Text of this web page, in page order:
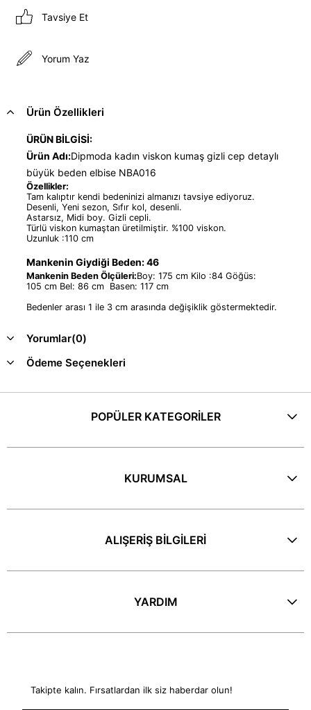
Tavsiye Et
Yorum Yaz
Ürün Özellikleri
ÜRÜN BİLGİSİ:
Ürün Adı:Dipmoda kadın viskon kumaş gizli cep detaylı
büyük beden elbise NBA016
Özellikler:
Tam kalıptır kendi bedeninizi almanızı tavsiye ediyoruz.
Desenli, Yeni sezon, Sıfır kol, desenli.
Astarsız, Midi boy. Gizli cepli.
Türlü viskon kumaştan üretilmiştir. %100 viskon.
Uzunluk :110 cm
Mankenin Giydiği Beden: 46
Mankenin Beden Ölçüleri:Boy: 175 cm Kilo :84 Göğüs:
105 cm Bel: 86 cm Basen: 117 cm
Bedenler arası 1 ile 3 cm arasında değişiklik göstermektedir.
Yorumlar(0)
Ödeme Seçenekleri
POPÜLER KATEGORİLER
KURUMSAL
ALIŞERİŞ BİLGİLERİ
YARDIM
Takipte kalın. Fırsatlardan ilk siz haberdar olun!